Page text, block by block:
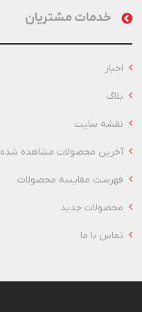
خدمات مشتریان
اخبار
بلاگ
نقشه سایت
آخرین محصولات مشاهده شده
فهرست مقایسه محصولات
محصولات جدید
تماس با ما